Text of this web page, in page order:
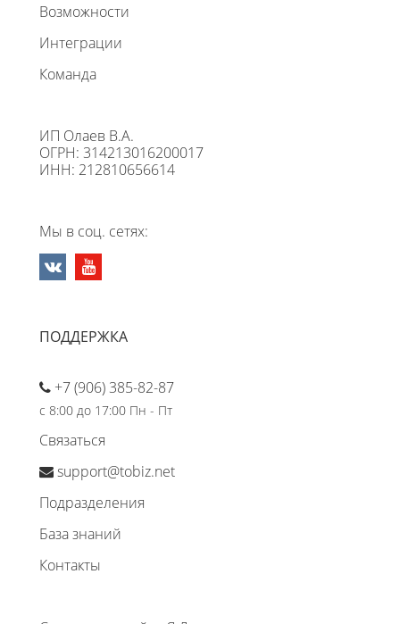
Возможности
Интеграции
Команда
ИП Олаев В.А.
ОГРН: 314213016200017
ИНН: 212810656614
Мы в соц. сетях:
ПОДДЕРЖКА
+7 (906) 385-82-87
с 8:00 до 17:00 Пн - Пт
Связаться
support@tobiz.net
Подразделения
База знаний
Контакты